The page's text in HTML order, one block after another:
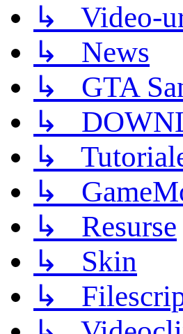
↳ Video-
↳ News
↳ GTA
↳
↳
↳
↳ Resurse
↳ Skin
↳